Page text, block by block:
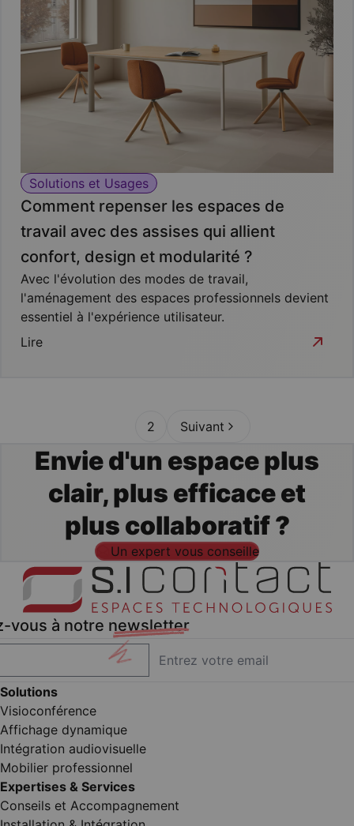
Solutions et Usages
Comment repenser les espaces de
travail avec des assises qui allient
confort, design et modularité ?
Avec l'évolution des modes de travail,
l'aménagement des espaces professionnels devient
essentiel à l'expérience utilisateur.
Lire
2 Suivant
Envie d'un espace plus
clair, plus efficace et
plus collaboratif ?
Un expert vous conseille
vous à notre newsletter
Solutions
Visioconférence
Affichage dynamique
Intégration audiovisuelle
Mobilier professionnel
Expertises & Services
Conseils et Accompagnement